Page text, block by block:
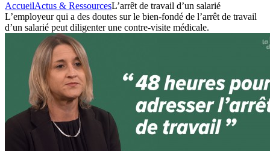
AccueilActus & RessourcesL’arrêt de travail d’un salarié
L’employeur qui a des doutes sur le bien-fondé de l’arrêt de travail
d’un salarié peut diligenter une contre-visite médicale.